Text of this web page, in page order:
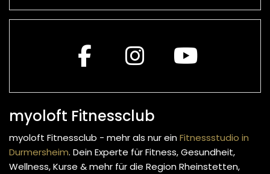
myoloft Fitnessclub
myoloft Fitnessclub - mehr als nur einFitnessstudio in
Durmersheim. Dein Experte für Fitness, Gesundheit,
Wellness, Kurse & mehr für die Region Rheinstetten,